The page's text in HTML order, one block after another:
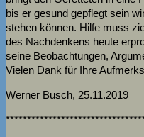
bis er gesund gepflegt sein
stehen können. Hilfe muss
des Nachdenkens heute
seine Beobachtungen,
Vielen Dank für Ihre
Werner Busch, 25.11.2019